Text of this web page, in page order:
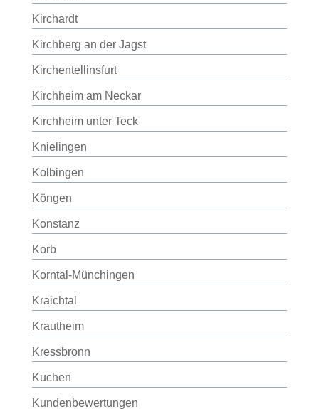
Kirchardt
Kirchberg an der Jagst
Kirchentellinsfurt
Kirchheim am Neckar
Kirchheim unter Teck
Knielingen
Kolbingen
Köngen
Konstanz
Korb
Korntal-Münchingen
Kraichtal
Krautheim
Kressbronn
Kuchen
Kundenbewertungen